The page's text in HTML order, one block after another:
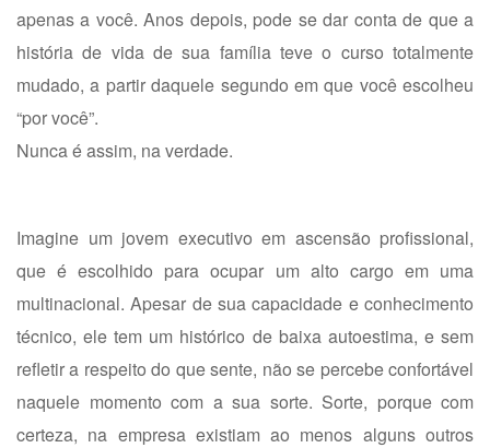
apenas a você. Anos depois, pode se dar conta de que a
história de vida de sua família teve o curso totalmente
mudado, a partir daquele segundo em que você escolheu
“por você”.
Nunca é assim, na verdade.
Imagine um jovem executivo em ascensão profissional,
que é escolhido para ocupar um alto cargo em uma
multinacional. Apesar de sua capacidade e conhecimento
técnico, ele tem um histórico de baixa autoestima, e sem
refletir a respeito do que sente, não se percebe confortável
naquele momento com a sua sorte. Sorte, porque com
certeza, na empresa existiam ao menos alguns outros